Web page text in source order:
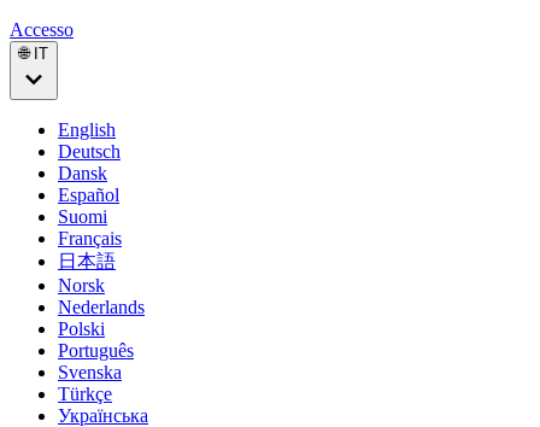
Accesso
🌐 IT
English
Deutsch
Dansk
Español
Suomi
Français
日本語
Norsk
Nederlands
Polski
Português
Svenska
Türkçe
Українська